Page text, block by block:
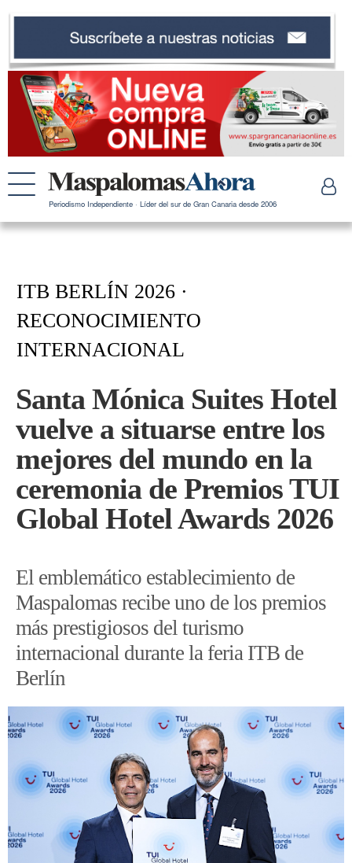
Periodismo Independiente · Líder del sur de Gran Canaria desde 2006
ITB BERLÍN 2026 ·
RECONOCIMIENTO
INTERNACIONAL
Santa Mónica Suites Hotel
vuelve a situarse entre los
mejores del mundo en la
ceremonia de Premios TUI
Global Hotel Awards 2026
El emblemático establecimiento de
Maspalomas recibe uno de los premios
más prestigiosos del turismo
internacional durante la feria ITB de
Berlín